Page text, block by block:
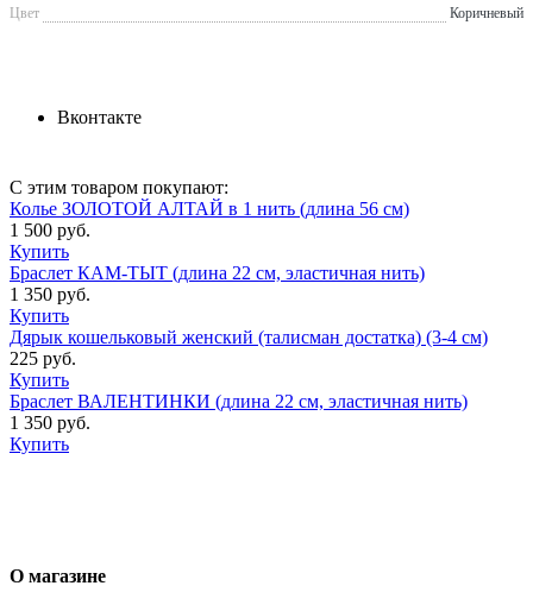
Цвет
Коричневый
Вконтакте
С этим товаром покупают:
Колье ЗОЛОТОЙ АЛТАЙ в 1 нить (длина 56 см)
1 500 руб.
Купить
Браслет КАМ-ТЫТ (длина 22 см, эластичная нить)
1 350 руб.
Купить
Дярык кошельковый женский (талисман достатка) (3-4 см)
225 руб.
Купить
Браслет ВАЛЕНТИНКИ (длина 22 см, эластичная нить)
1 350 руб.
Купить
О магазине